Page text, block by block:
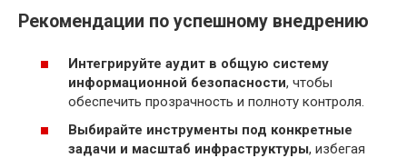
Рекомендации по успешному внедрению
Интегрируйте аудит в общую систему
информационной безопасности, чтобы
обеспечить прозрачность и полноту контроля.
Выбирайте инструменты под конкретные
задачи и масштаб инфраструктуры, избегая